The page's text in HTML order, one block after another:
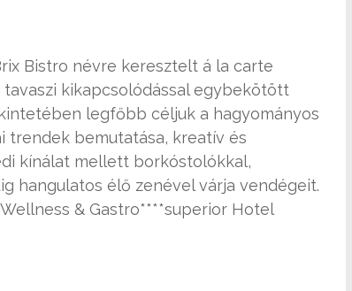
Bistro névre keresztelt á la carte
kikapcsolódással egybekötött
legfőbb céljuk a hagyományos
trendek bemutatása, kreatív és
kínálat mellett borkóstolókkal,
hangulatos élő zenével várja vendégeit.
& Gastro****superior Hotel